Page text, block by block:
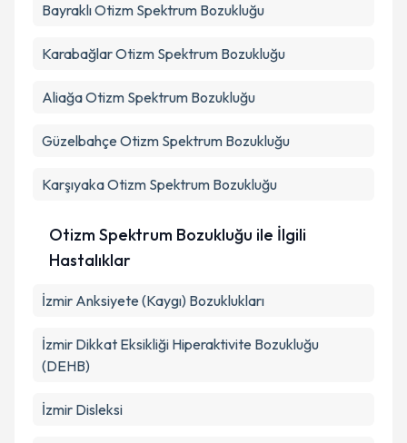
Takvim Talebini Gönder
BayraklıOtizm Spektrum Bozukluğu
KarabağlarOtizm Spektrum Bozukluğu
AliağaOtizm Spektrum Bozukluğu
Güzelbahçe Otizm Spektrum Bozukluğu
KarşıyakaOtizm Spektrum Bozukluğu
Otizm Spektrum Bozukluğu ile İlgili
Hastalıklar
İzmir Anksiyete (Kaygı) Bozuklukları
İzmir Dikkat Eksikliği Hiperaktivite Bozukluğu
(DEHB)
İzmir Disleksi